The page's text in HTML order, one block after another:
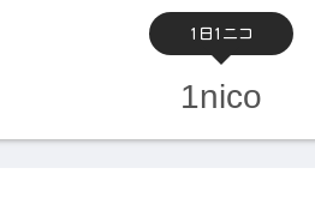
1日1ニコ
1nico